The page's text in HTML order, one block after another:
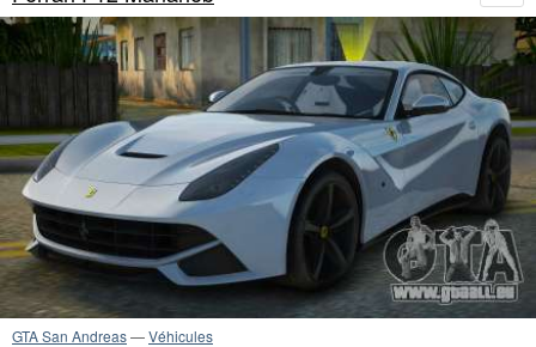
GTA San Andreas—Véhicules